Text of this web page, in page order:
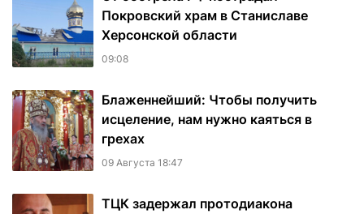
Покровский храм в Станиславе
Херсонской области
09:08
Блаженнейший: Чтобы получить
исцеление, нам нужно каяться в
грехах
09 Августа 18:47
ТЦК задержал протодиакона